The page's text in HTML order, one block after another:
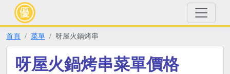
首頁 菜單 呀屋火鍋烤串
呀屋火鍋烤串菜單價格